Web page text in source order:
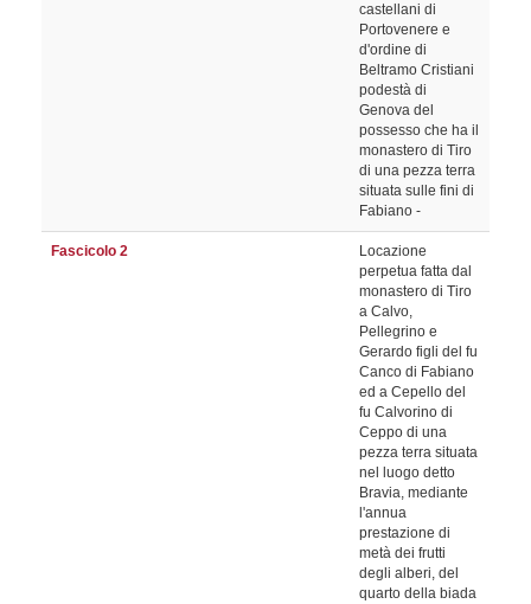
castellani di
Portovenere e
d'ordine di
Beltramo Cristiani
podestà di
Genova del
possesso che ha il
monastero di Tiro
di una pezza terra
situata sulle fini di
Fabiano -
Fascicolo 2
Locazione
perpetua fatta dal
monastero di Tiro
a Calvo,
Pellegrino e
Gerardo figli del fu
Canco di Fabiano
ed a Cepello del
fu Calvorino di
Ceppo di una
pezza terra situata
nel luogo detto
Bravia, mediante
l'annua
prestazione di
metà dei frutti
degli alberi, del
quarto della biada